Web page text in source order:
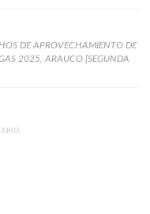
DE APROVECHAMIENTO DE
2025, ARAUCO [SEGUNDA